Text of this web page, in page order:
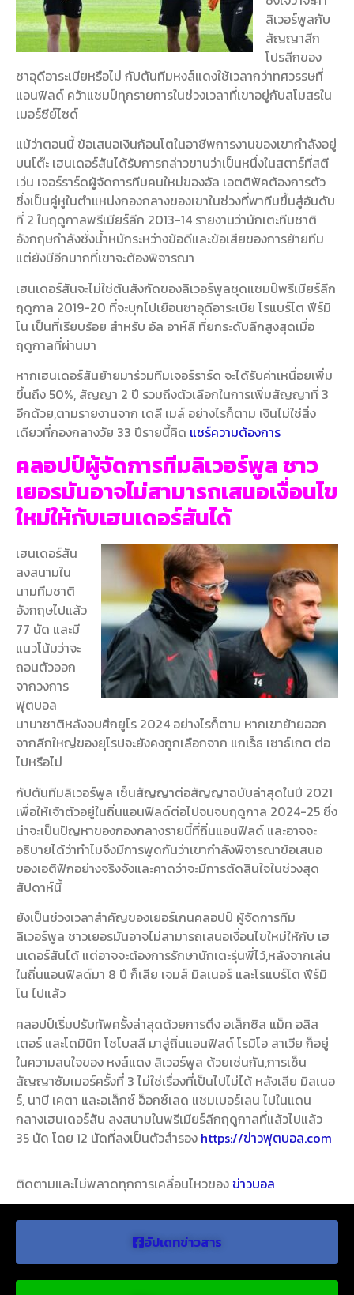
ลิเวอร์พูลกับ
สัญญาลีก
โปรลีกของ
ซาอุดีอาระเบียหรือไม่ กัปตันทีมหงส์แดงใช้เวลากว่าทศวรรษที่
แอนฟิลด์ คว้าแชมป์ทุกรายการในช่วงเวลาที่เขาอยู่กับสโมสรใน
เมอร์ซีย์ไซด์
แม้ว่าตอนนี้ ข้อเสนอเงินก้อนโตในอาชีพการงานของเขากำลังอยู่
บนโต๊ะ เฮนเดอร์สันได้รับการกล่าวขานว่าเป็นหนึ่งในสตาร์ที่สตี
เว่น เจอร์ราร์ดผู้จัดการทีมคนใหม่ของอัล เอตติฟัคต้องการตัว
ซึ่งเป็นคู่หูในตำแหน่งกองกลางของเขาในช่วงที่พาทีมขึ้นสู่อันดับ
ที่ 2 ในฤดูกาลพรีเมียร์ลีก 2013-14 รายงานว่านักเตะทีมชาติ
อังกฤษกำลังชั่งน้ำหนักระหว่างข้อดีและข้อเสียของการย้ายทีม
แต่ยังมีอีกมากที่เขาจะต้องพิจารณา
เฮนเดอร์สันจะไม่ใช่ต้นสังกัดของลิเวอร์พูลชุดแชมป์พรีเมียร์ลีก
ฤดูกาล 2019-20 ที่จะบุกไปเยือนซาอุดีอาระเบีย โรแบร์โต ฟีร์มิ
โน เป็นที่เรียบร้อย สำหรับ อัล อาห์ลี ที่ยกระดับลีกสูงสุดเมื่อ
ฤดูกาลที่ผ่านมา
หากเฮนเดอร์สันย้ายมาร่วมทีมเจอร์ราร์ด จะได้รับค่าเหนื่อยเพิ่ม
ขึ้นถึง 50%, สัญญา 2 ปี รวมถึงตัวเลือกในการเพิ่มสัญญาที่ 3
อีกด้วย,ตามรายงานจาก เดลี เมล์ อย่างไรก็ตาม เงินไม่ใช่สิ่ง
เดียวที่กองกลางวัย 33 ปีรายนี้คิด แชร์ความต้องการ
คลอปป์ผู้จัดการทีมลิเวอร์พูล ชาว
เยอรมันอาจไม่สามารถเสนอเงื่อนไข
ใหม่ให้กับเฮนเดอร์สันได้
เฮนเดอร์สัน
ลงสนามใน
นามทีมชาติ
อังกฤษไปแล้ว
77 นัด และมี
แนวโน้มว่าจะ
ถอนตัวออก
จากวงการ
ฟุตบอล
นานาชาติหลังจบศึกยูโร 2024 อย่างไรก็ตาม หากเขาย้ายออก
จากลีกใหญ่ของยุโรปจะยังคงถูกเลือกจาก แกเร็ธ เซาธ์เกต ต่อ
ไปหรือไม่
กัปตันทีมลิเวอร์พูล เซ็นสัญญาต่อสัญญาฉบับล่าสุดในปี 2021
เพื่อให้เจ้าตัวอยู่ในถิ่นแอนฟิลด์ต่อไปจนจบฤดูกาล 2024-25 ซึ่ง
น่าจะเป็นปัญหาของกองกลางรายนี้ที่ถิ่นแอนฟิลด์ และอาจจะ
อธิบายได้ว่าทำไมจึงมีการพูดกันว่าเขากำลังพิจารณาข้อเสนอ
ของเอติฟักอย่างจริงจังและคาดว่าจะมีการตัดสินใจในช่วงสุด
สัปดาห์นี้
ยังเป็นช่วงเวลาสำคัญของเยอร์เกนคลอปป์ ผู้จัดการทีม
ลิเวอร์พูล ชาวเยอรมันอาจไม่สามารถเสนอเงื่อนไขใหม่ให้กับ เฮ
นเดอร์สันได้ แต่อาจจะต้องการรักษานักเตะรุ่นพี่ไว้,หลังจากเล่น
ในถิ่นแอนฟิลด์มา 8 ปี ก็เสีย เจมส์ มิลเนอร์ และโรแบร์โต ฟีร์มิ
โน ไปแล้ว
คลอปป์เริ่มปรับทัพครั้งล่าสุดด้วยการดึง อเล็กซิส แม็ค อลิส
เตอร์ และโดมินิก โชโบสลี มาสู่ถิ่นแอนฟิลด์ โรมิโอ ลาเวีย ก็อยู่
ในความสนใจของ หงส์แดง ลิเวอร์พูล ด้วยเช่นกัน,การเซ็น
สัญญาซัมเมอร์ครั้งที่ 3 ไม่ใช่เรื่องที่เป็นไปไม่ได้ หลังเสีย มิลเนอ
ร์, นาบี เคตา และอเล็กซ์ อ็อกซ์เลด แชมเบอร์เลน ไปในแดน
กลางเฮนเดอร์สัน ลงสนามในพรีเมียร์ลีกฤดูกาลที่แล้วไปแล้ว
35 นัด โดย 12 นัดที่ลงเป็นตัวสำรอง https://ข่าวฟุตบอล.com
ติดตามและไม่พลาดทุกการเคลื่อนไหวของ ข่าวบอล
อัปเดทข่าวสาร